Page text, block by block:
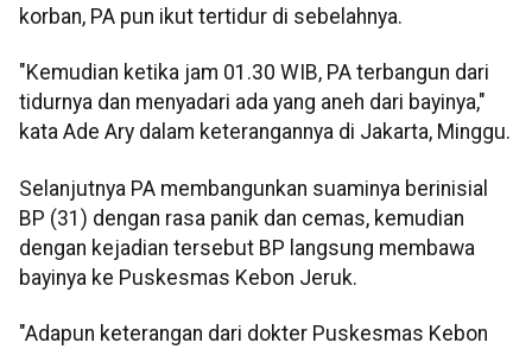
korban, PA pun ikut tertidur di sebelahnya.
"Kemudian ketika jam 01.30 WIB, PA terbangun dari
tidurnya dan menyadari ada yang aneh dari bayinya,"
kata Ade Ary dalam keterangannya di Jakarta, Minggu.
Selanjutnya PA membangunkan suaminya berinisial
BP (31) dengan rasa panik dan cemas, kemudian
dengan kejadian tersebut BP langsung membawa
bayinya ke Puskesmas Kebon Jeruk.
"Adapun keterangan dari dokter Puskesmas Kebon